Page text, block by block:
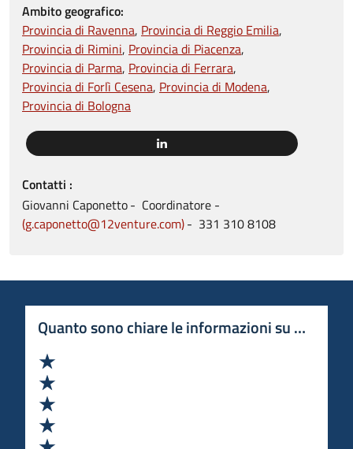
Ambito geografico:
Provincia di Ravenna Provincia di Reggio Emilia
Provincia di Rimini Provincia di Piacenza
Provincia di Parma Provincia di Ferrara
Provincia di Forlì Cesena Provincia di Modena
Provincia di Bologna
Contatti
Giovanni Caponetto
Coordinatore
g.caponetto@12venture.com
331 310 8108
Quanto sono chiare le informazioni su questa